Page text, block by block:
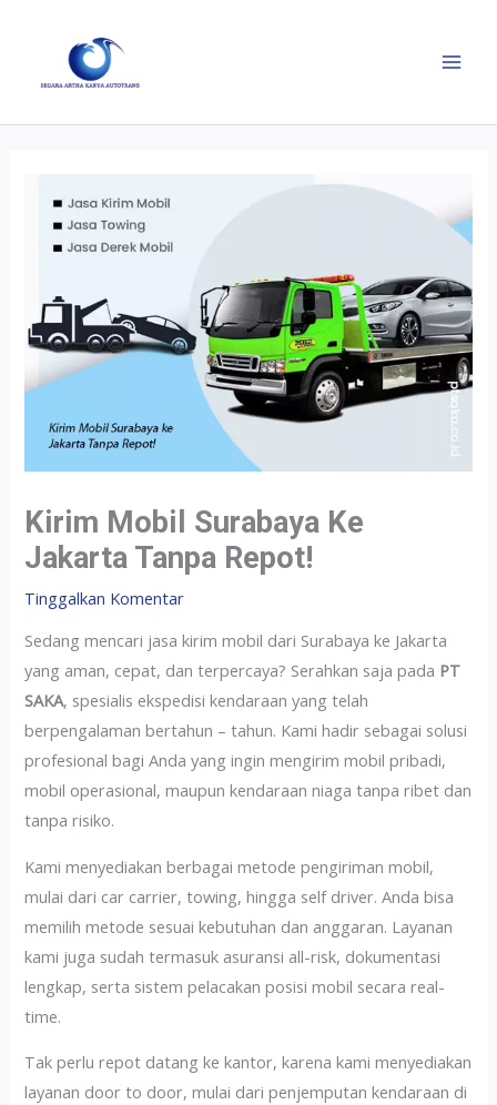
Kirim Mobil Surabaya Ke
Jakarta Tanpa Repot!
Tinggalkan Komentar
Sedang mencari jasa kirim mobil dari Surabaya ke Jakarta
yang aman, cepat, dan terpercaya? Serahkan saja pada PT
SAKA, spesialis ekspedisi kendaraan yang telah
berpengalaman bertahun – tahun. Kami hadir sebagai solusi
profesional bagi Anda yang ingin mengirim mobil pribadi,
mobil operasional, maupun kendaraan niaga tanpa ribet dan
tanpa risiko.
Kami menyediakan berbagai metode pengiriman mobil,
mulai dari car carrier, towing, hingga self driver. Anda bisa
memilih metode sesuai kebutuhan dan anggaran. Layanan
kami juga sudah termasuk asuransi all-risk, dokumentasi
lengkap, serta sistem pelacakan posisi mobil secara real-
time.
Tak perlu repot datang ke kantor, karena kami menyediakan
layanan door to door, mulai dari penjemputan kendaraan di